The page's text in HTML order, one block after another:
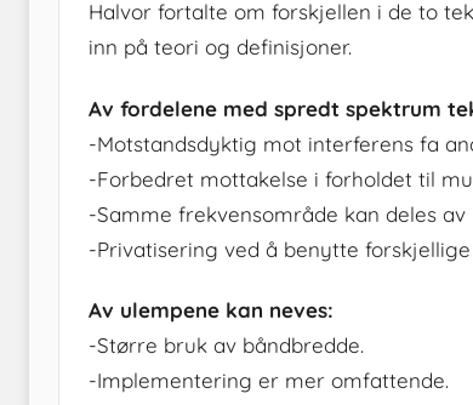
Halvor fortalte om forskjellen i de to
inn på teori og definisjoner.
Av fordelene med spredt spektrum
-Motstandsdyktig mot interferens fa
-Forbedret mottakelse i forholdet til
-Samme frekvensområde kan deles
-Privatisering ved å benytte forskjellige
Av ulempene kan neves:
-Større bruk av båndbredde.
-Implementering er mer omfattende.